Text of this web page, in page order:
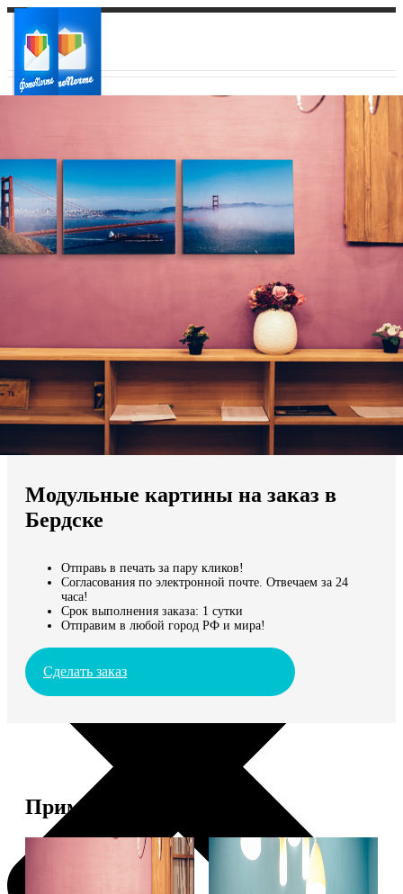
Ваш город:
Ваш регион доставки
Выберите из списка:
Мы доставляем по всему миру
Продолжить без города
Модульные картины на заказ в
Бердске
Отправь в печать за пару кликов!
Согласования по электронной почте. Отвечаем за 24
часа!
Срок выполнения заказа: 1 сутки
Отправим в любой город РФ и мира!
Сделать заказ
Примеры работ